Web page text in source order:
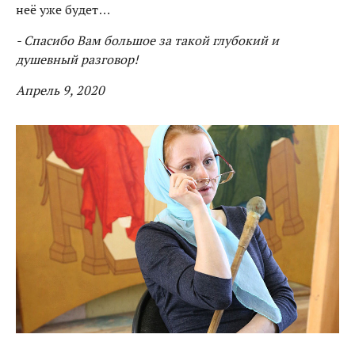
неё уже будет…
- Спасибо Вам большое за такой глубокий и
душевный разговор!
Апрель 9, 2020